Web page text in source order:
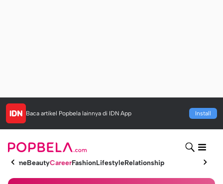
Baca artikel Popbela lainnya di IDN App Install
HomeBeautyCareerFashionLifestyleRelationship